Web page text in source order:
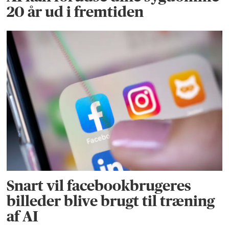
20 år ud i fremtiden
Snart vil facebookbrugeres
billeder blive brugt til træning
af AI